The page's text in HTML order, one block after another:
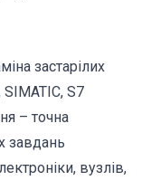
застарілих
S7
– точна
завдань
вузлів,